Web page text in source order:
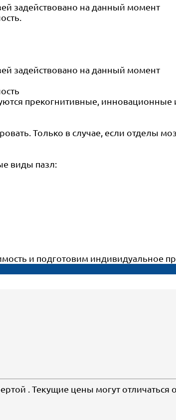
задействовано на данный момент
задействовано на данный момент
прекогнитивные,
Только в случае, если отделы
виды пазл:
и подготовим индивидуальное
. Текущие цены могут отличаться